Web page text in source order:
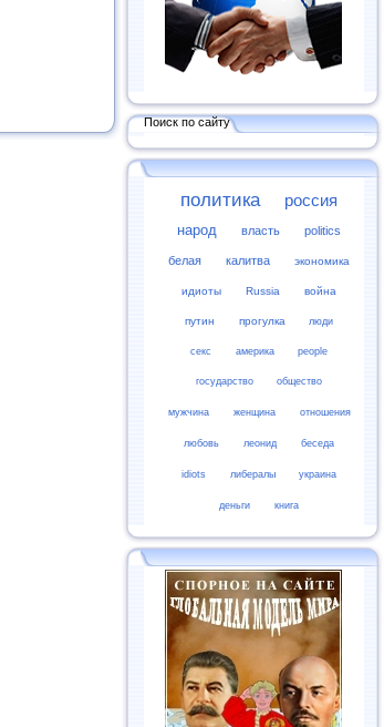
Поиск по сайту
политика россия
народ власть politics
белая калитва экономика
идиоты Russia война
путин прогулка люди
секс америка people
государство общество
мужчина женщина отношения
любовь леонид беседа
idiots либералы украина
деньги книга